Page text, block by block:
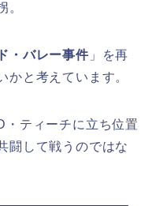
。
・バレー事件」を再
かと考えています。
・ティーチに立ち位置
闘して戦うのではな